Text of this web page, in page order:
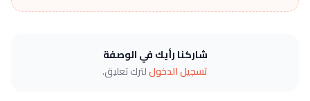
شاركنا رأيك في الوصفة
تسجيل الدخوللترك تعليق.